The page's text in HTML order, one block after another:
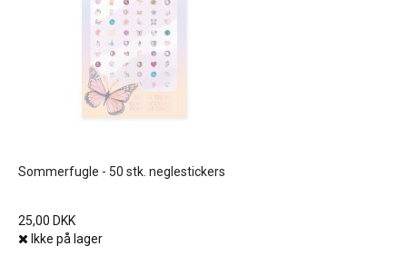
Sommerfugle - 50 stk. neglestickers
25,00 DKK
Ikke på lager